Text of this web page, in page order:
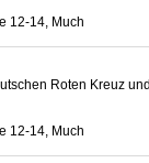
12-14, Much
Roten Kreuz
12-14, Much